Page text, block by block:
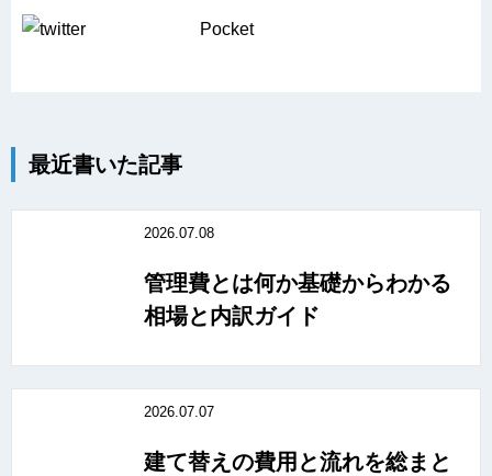
Pocket
最近書いた記事
2026.07.08
管理費とは何か基礎からわかる
相場と内訳ガイド
2026.07.07
建て替えの費用と流れを総まと